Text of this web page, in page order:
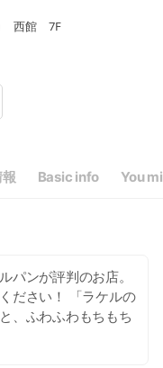
西館 7F
Basic info You
パンが評判のお店。
ださい！ 「ラケルの
、ふわふわもちもち
。 フレッシュフルー